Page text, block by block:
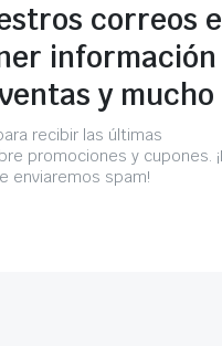
correos
información
y mucho
recibir las últimas
promociones y cupones.
enviaremos spam!